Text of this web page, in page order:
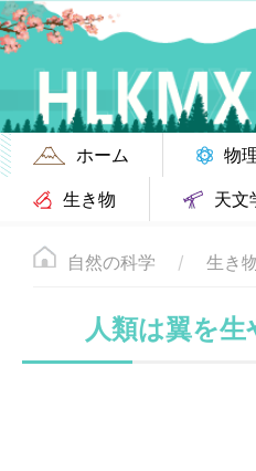
ホーム 物
生き物
天文
自然の科学 生き
人類は翼を生